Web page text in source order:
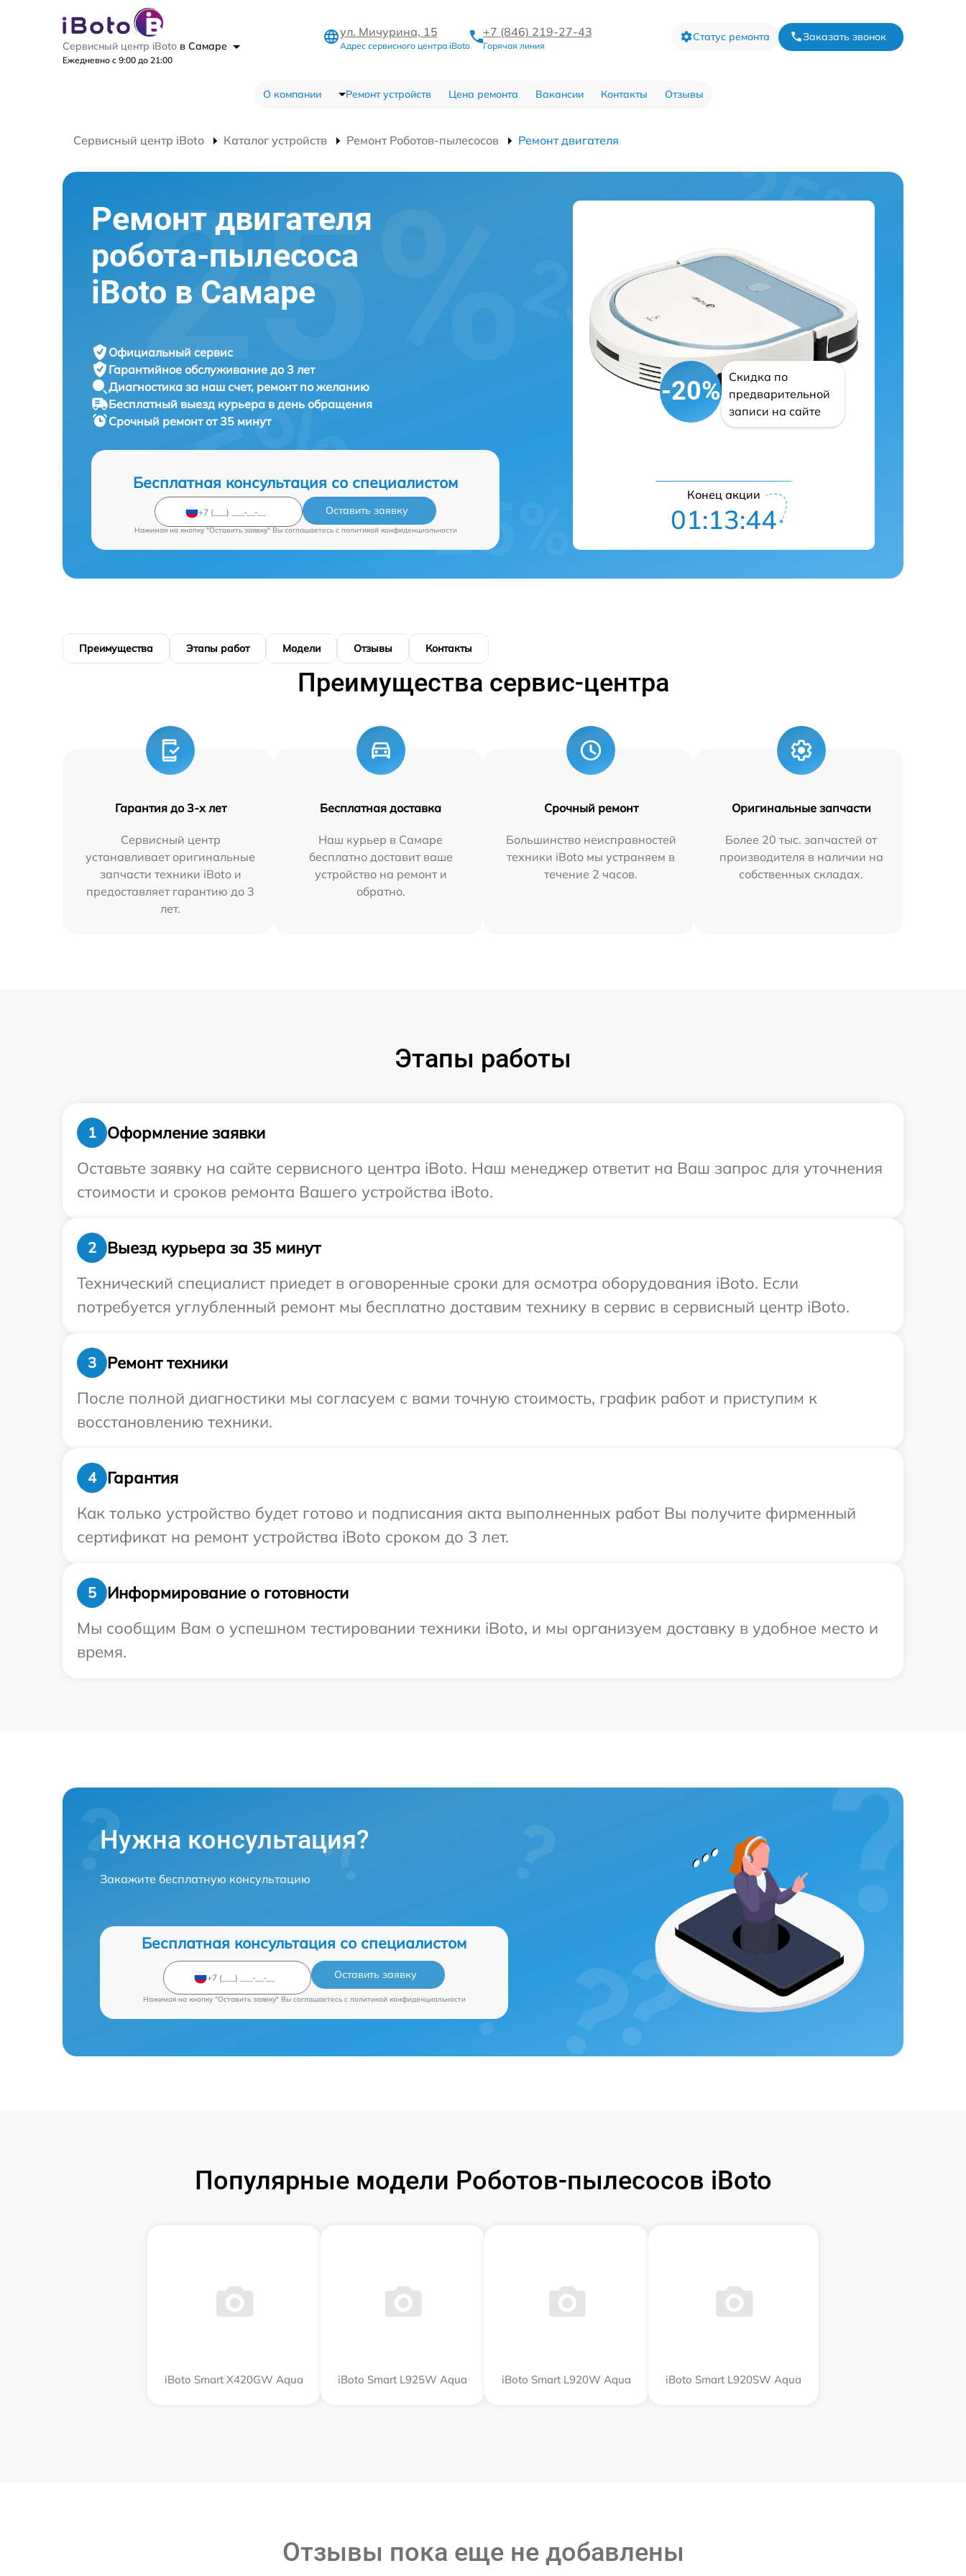
Сервисный центр iBoto в Самаре
Ежедневно с 9:00 до 21:00
ул. Мичурина, 15
Адрес сервисного центра iBoto
+7 (846) 219-27-43
Горячая линия
Статус ремонта Заказать звонок
О компании Ремонт устройств Цена ремонта Вакансии Контакты Отзывы
Сервисный центр iBoto Каталог устройств Ремонт Роботов-пылесосов Ремонт двигателя
Ремонт двигателя
робота-пылесоса
iBoto в Самаре
Официальный сервис
Гарантийное обслуживание до 3 лет
Диагностика за наш счет, ремонт по желанию
Бесплатный выезд курьера в день обращения
Срочный ремонтот 35 минут
Бесплатная консультация со специалистом
Оставить заявку
Нажимая на кнопку "Оставить заявку" Вы соглашаетесь c политикой конфиденциальности
-20%
Скидка по
предварительной
записи на сайте
Конец акции
01:13:43
Преимущества Этапы работ Модели Отзывы Контакты
Преимущества сервис-центра
Гарантия до 3-х лет
Сервисный центр
устанавливает оригинальные
запчасти техники iBoto и
предоставляет гарантию до 3
лет.
Бесплатная доставка
Наш курьер в Самаре
бесплатно доставит ваше
устройство на ремонт и
обратно.
Срочный ремонт
Большинство неисправностей
техники iBoto мы устраняем в
течение 2 часов.
Оригинальные запчасти
Более 20 тыс. запчастей от
производителя в наличии на
собственных складах.
Этапы работы
1
Оформление заявки
Оставьте заявку на сайте сервисного центра iBoto. Наш менеджер ответит на Ваш запрос для уточнения
стоимости и сроков ремонта Вашего устройства iBoto.
2
Выезд курьера за 35 минут
Технический специалист приедет в оговоренные сроки для осмотра оборудования iBoto. Если
потребуется углубленный ремонт мы бесплатно доставим технику в сервис в сервисный центр iBoto.
3
Ремонт техники
После полной диагностики мы согласуем с вами точную стоимость, график работ и приступим к
восстановлению техники.
4
Гарантия
Как только устройство будет готово и подписания акта выполненных работ Вы получите фирменный
сертификат на ремонт устройства iBoto сроком до 3 лет.
5
Информирование о готовности
Мы сообщим Вам о успешном тестировании техники iBoto, и мы организуем доставку в удобное место и
время.
Нужна консультация?
Закажите бесплатную консультацию
Бесплатная консультация со специалистом
Оставить заявку
Нажимая на кнопку "Оставить заявку" Вы соглашаетесь c политикой конфиденциальности
Популярные модели Роботов-пылесосов iBoto
iBoto Smart Х420GW Aqua iBoto Smart L925W Aqua iBoto Smart L920W Aqua iBoto Smart L920SW Aqua
Отзывы пока еще не добавлены